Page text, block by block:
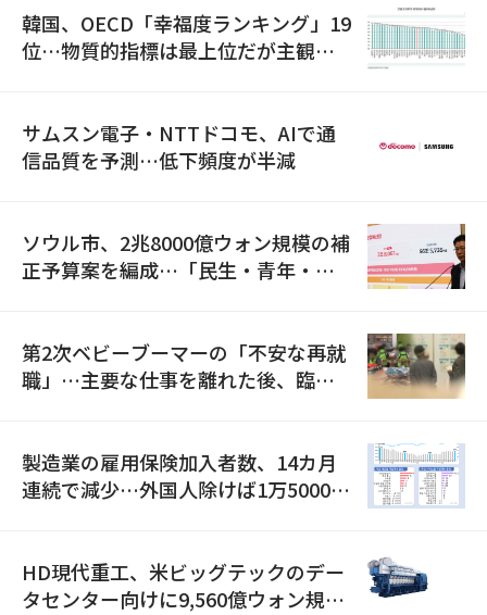
韓国、OECD「幸福度ランキング」19
位…物質的指標は最上位だが主観的
サムスン電子・NTTドコモ、AIで通
信品質を予測…低下頻度が半減
ソウル市、2兆8000億ウォン規模の補
正予算案を編成…「民生・青年・安
第2次ベビーブーマーの「不安な再就
職」…主要な仕事を離れた後、臨時
製造業の雇用保険加入者数、14カ月
連続で減少…外国人除けば1万5000人
HD現代重工、米ビッグテックのデー
タセンター向けに9,560億ウォン規模